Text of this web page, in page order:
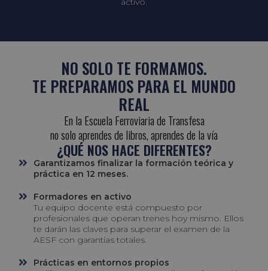
NO SOLO TE FORMAMOS.
TE PREPARAMOS PARA EL MUNDO
REAL
En la Escuela Ferroviaria de Transfesa
no solo aprendes de libros, aprendes de la vía
¿QUÉ NOS HACE DIFERENTES?
Garantizamos finalizar la formación teórica y
práctica en 12 meses.
Formadores en activo
Tu equipo docente está compuesto por
profesionales que operan trenes hoy mismo. Ellos
te darán las claves para superar el examen de la
AESF con garantías totales.
Prácticas en entornos propios